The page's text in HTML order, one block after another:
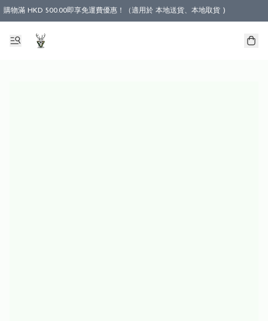
購物滿 HKD 500.00即享免運費優惠！（適用於 本地送貨、本地取貨 )